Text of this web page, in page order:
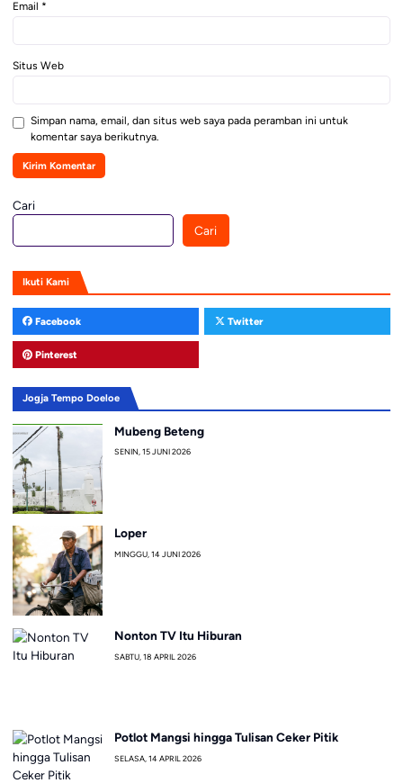
Email *
Situs Web
Simpan nama, email, dan situs web saya pada peramban ini untuk
komentar saya berikutnya.
Cari
Cari
Ikuti Kami
Facebook Twitter
Pinterest
Jogja Tempo Doeloe
Mubeng Beteng
SENIN, 15 JUNI 2026
Loper
MINGGU, 14 JUNI 2026
Nonton TV Itu Hiburan
SABTU, 18 APRIL 2026
Potlot Mangsi hingga Tulisan Ceker Pitik
SELASA, 14 APRIL 2026